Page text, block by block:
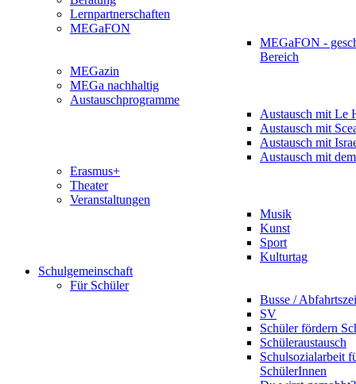
Lernpartnerschaften
MEGaFON
MEGaFON -
Bereich
MEGazin
MEGa nachhaltig
Austauschprogramme
Austausch mit Le
Austausch mit
Austausch mit
Austausch mit
Erasmus+
Theater
Veranstaltungen
Musik
Kunst
Sport
Kulturtag
Schulgemeinschaft
Für Schüler
Busse /
SV
Schüler fördern
Schüleraustausch
Schulsozialarbeit
SchülerInnen